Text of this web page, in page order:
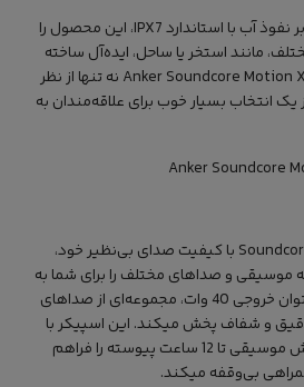
همچنین، طراحی مقاوم در برابر نفوذ آب با استاندارد IPX7، این محصول را
مانند استخر یا ساحل، ایده‌آل ساخته
است. بطور کلی، اسپیکر Anker Soundcore Motion X500 نه تنها از نظر
یک انتخاب بسیار خوب برای علاقه‌مندان به
اسپیکر انکر Soundcore Motion X500 با کیفیت صدای بی‌نظیر خود،
موسیقی و صداهای مختلف را برای شما به
ارمغان میاورد. این اسپیکر با توان خروجی 40 وات، مجموعه‌ای از صداهای
دقیق و شفاف پخش میکند. این اسپیکر با
باتری قدرتمند خود امکان پخش موسیقی تا 12 ساعت پیوسته را فراهم
بی‌وقفه میکند.